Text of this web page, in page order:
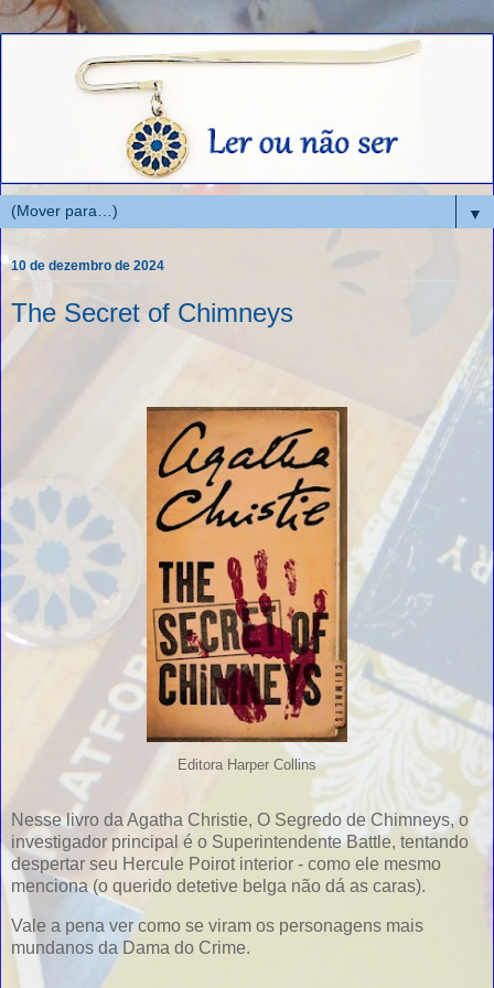
▼
10 de dezembro de 2024
The Secret of Chimneys
Editora Harper Collins
Nesse livro da Agatha Christie, O Segredo de Chimneys, o
investigador principal é o Superintendente Battle, tentando
despertar seu Hercule Poirot interior - como ele mesmo
menciona (o querido detetive belga não dá as caras).
Vale a pena ver como se viram os personagens mais
mundanos da Dama do Crime.